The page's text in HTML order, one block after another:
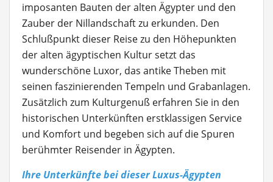
imposanten Bauten der alten Ägypter und den
Zauber der Nillandschaft zu erkunden. Den
Schlußpunkt dieser Reise zu den Höhepunkten
der alten ägyptischen Kultur setzt das
wunderschöne Luxor, das antike Theben mit
seinen faszinierenden Tempeln und Grabanlagen.
Zusätzlich zum Kulturgenuß erfahren Sie in den
historischen Unterkünften erstklassigen Service
und Komfort und begeben sich auf die Spuren
berühmter Reisender in Ägypten.
Ihre Unterkünfte bei dieser Luxus-Ägypten